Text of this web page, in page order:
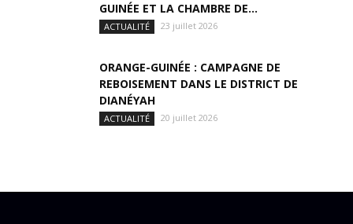
GUINÉE ET LA CHAMBRE DE...
ACTUALITÉ 23 juillet 2026
ORANGE-GUINÉE : CAMPAGNE DE
REBOISEMENT DANS LE DISTRICT DE
DIANÉYAH
ACTUALITÉ 20 juillet 2026